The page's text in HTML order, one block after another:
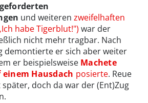
und weiterenzweifelhaften
habe Tigerblut!") war der
nicht mehr tragbar. Nach
demontierte er sich aber weiter
er beispielsweise Machete
Hausdach posierte. Reue
doch da war der (Ent)Zug